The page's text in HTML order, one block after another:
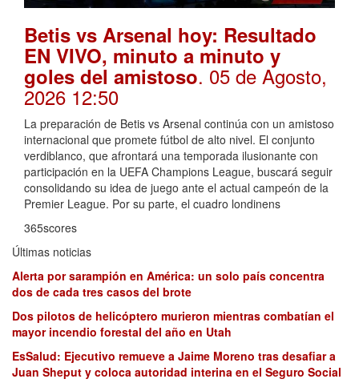
Betis vs Arsenal hoy: Resultado
EN VIVO, minuto a minuto y
goles del amistoso. 05 de Agosto,
2026 12:50
La preparación de Betis vs Arsenal continúa con un amistoso
internacional que promete fútbol de alto nivel. El conjunto
verdiblanco, que afrontará una temporada ilusionante con
participación en la UEFA Champions League, buscará seguir
consolidando su idea de juego ante el actual campeón de la
Premier League. Por su parte, el cuadro londinens
365scores
Últimas noticias
Alerta por sarampión en América: un solo país concentra
dos de cada tres casos del brote
Dos pilotos de helicóptero murieron mientras combatían el
mayor incendio forestal del año en Utah
EsSalud: Ejecutivo remueve a Jaime Moreno tras desafiar a
Juan Sheput y coloca autoridad interina en el Seguro Social